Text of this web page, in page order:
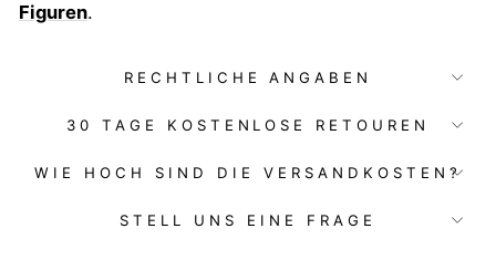
Figuren.
RECHTLICHE ANGABEN
30 TAGE KOSTENLOSE RETOUREN
WIE HOCH SIND DIE VERSANDKOSTEN?
STELL UNS EINE FRAGE